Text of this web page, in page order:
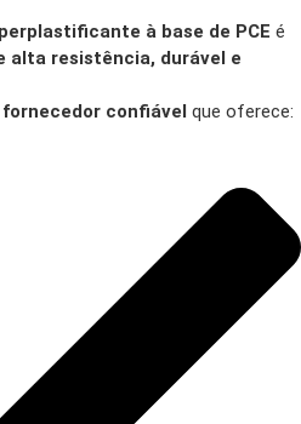
à base de PCE é
alta resistência, durável e
fornecedor confiável que oferece: